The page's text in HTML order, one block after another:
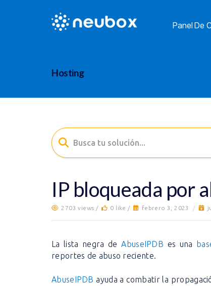
Panel De
Hosting
IP bloqueada por
2703 views / 0 like / febrero 3, 2023 /
La lista negra deAbuseIPDB es una
reportes de abuso reciente.
AbuseIPDB ayuda a combatir la